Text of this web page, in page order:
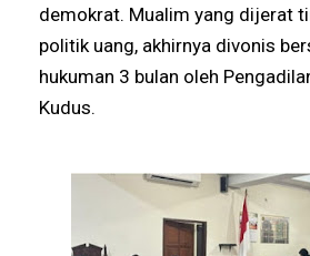
demokrat. Mualim yang dijerat
politik uang, akhirnya divonis
hukuman 3 bulan oleh
Kudus.